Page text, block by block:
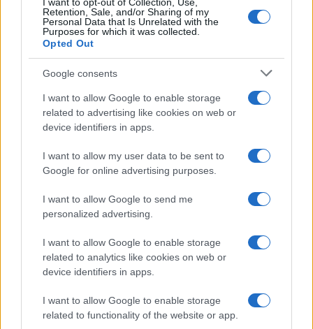
Retention, Sale, and/or Sharing of my
Personal Data that Is Unrelated with the
Purposes for which it was collected.
Opted Out
Google consents
I want to allow Google to enable storage
related to advertising like cookies on web or
device identifiers in apps.
I want to allow my user data to be sent to
Google for online advertising purposes.
I want to allow Google to send me
personalized advertising.
I want to allow Google to enable storage
related to analytics like cookies on web or
device identifiers in apps.
I want to allow Google to enable storage
related to functionality of the website or app.
Το θέμα Β3 απαιτούσε καλή γνώση της ετυμολογίας, ενώ
το θέμα που αφορούσε στην εισαγωγή (Β4) δεν
παρουσίασε δυσκολίες.
Όσον αφορά στο Αδίδακτο Κείμενο, οι καλά
προετοιμασμένοι μαθητές μπορούσαν να αποδώσουν
(Γ1). Σχετικά με το θέμα Γ 2 αξίζει να σημειωθεί ότι η
ουσία της απάντησής του ήταν πρόδηλη λόγω της
σχετικής αναφοράς στο εισαγωγικό σημείωμα.
Οι γραμματικές και οι συντακτικές παρατηρήσεις
αφορούσαν οικείους για τους προετοιμασμένους